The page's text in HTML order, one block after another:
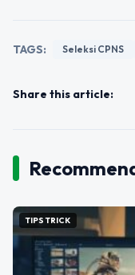
TAGS: Seleksi CPNS
Share this article:
TIPS TRICK